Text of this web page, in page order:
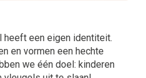
heeft een eigen identiteit.
en vormen een hechte
we één doel: kinderen